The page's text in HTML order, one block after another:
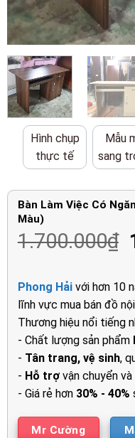
Hình chụp
thực tế
Mẫu
sang
Bàn Làm Việc Có
Màu)
1.700.000₫
Phong Hảivới hơn 10
lĩnh vực mua bán đồ
Thương hiệu nổi tiếng
- Chất lượng sản phẩm
- Tân trang, vệ sinh,
- Hỗ trợvận chuyển
- Giá rẻ hơn 30% - 40%
Mr Cường